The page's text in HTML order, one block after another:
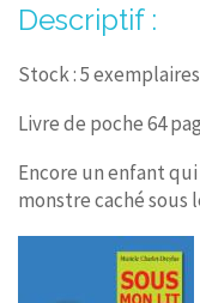
RECHERCHER
CONTACT
Descriptif :
Stock : 5 exemplaires
Livre de poche 64
Encore un enfant
monstre caché sous